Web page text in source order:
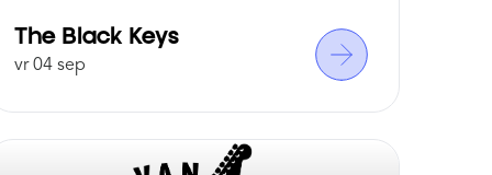
The Black Keys
vr 04 sep